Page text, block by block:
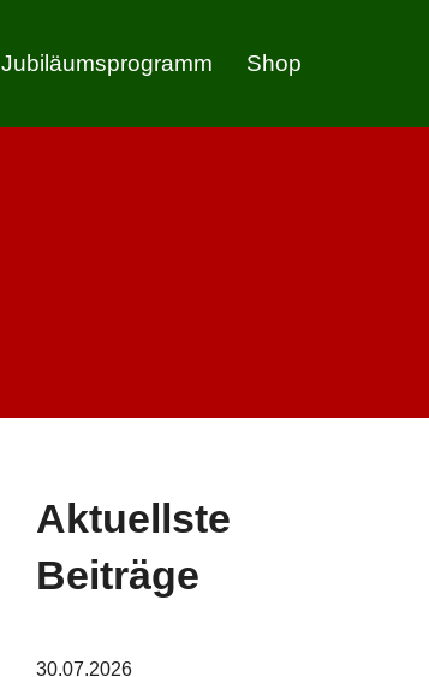
Jubiläumsprogramm Shop
Aktuellste
Beiträge
30.07.2026